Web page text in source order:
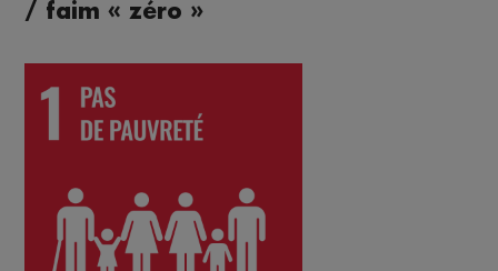
/ faim « zéro »